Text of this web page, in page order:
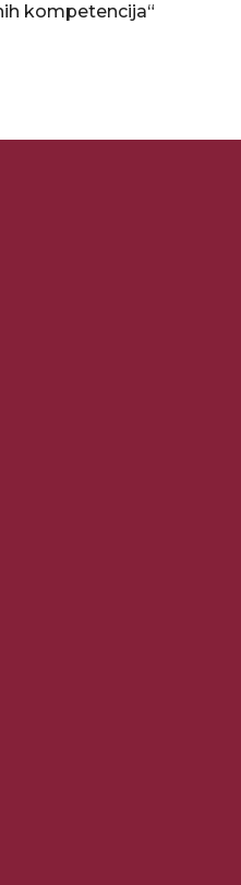
kompetencija“